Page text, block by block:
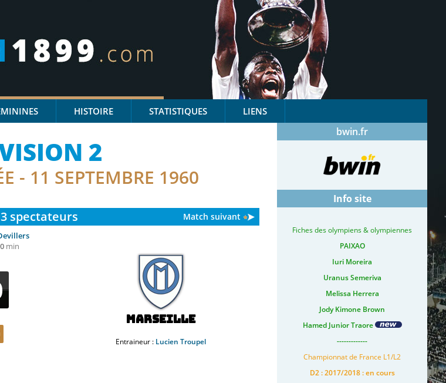
HISTOIRE STATISTIQUES LIENS
2
- 11 SEPTEMBRE 1960
spectateurs Match suivant
min
Marseille
Entraineur : Lucien Troupel
bwin.fr
Info site
Fiches des olympiens & olympiennes
PAIXAO
Iuri Moreira
Uranus Semeriva
Melissa Herrera
Jody Kimone Brown
Hamed Junior Traore
-------------
Championnat de France L1/L2
D2 : 2017/2018 : en cours